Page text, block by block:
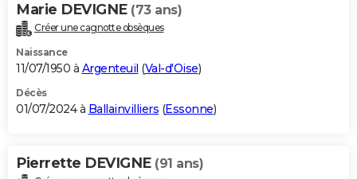
Marie DEVIGNE (73 ans)
Créer une cagnotte obsèques
Naissance
11/07/1950 à Argenteuil (Val-d'Oise)
Décès
01/07/2024 à Ballainvilliers (Essonne)
Pierrette DEVIGNE (91 ans)